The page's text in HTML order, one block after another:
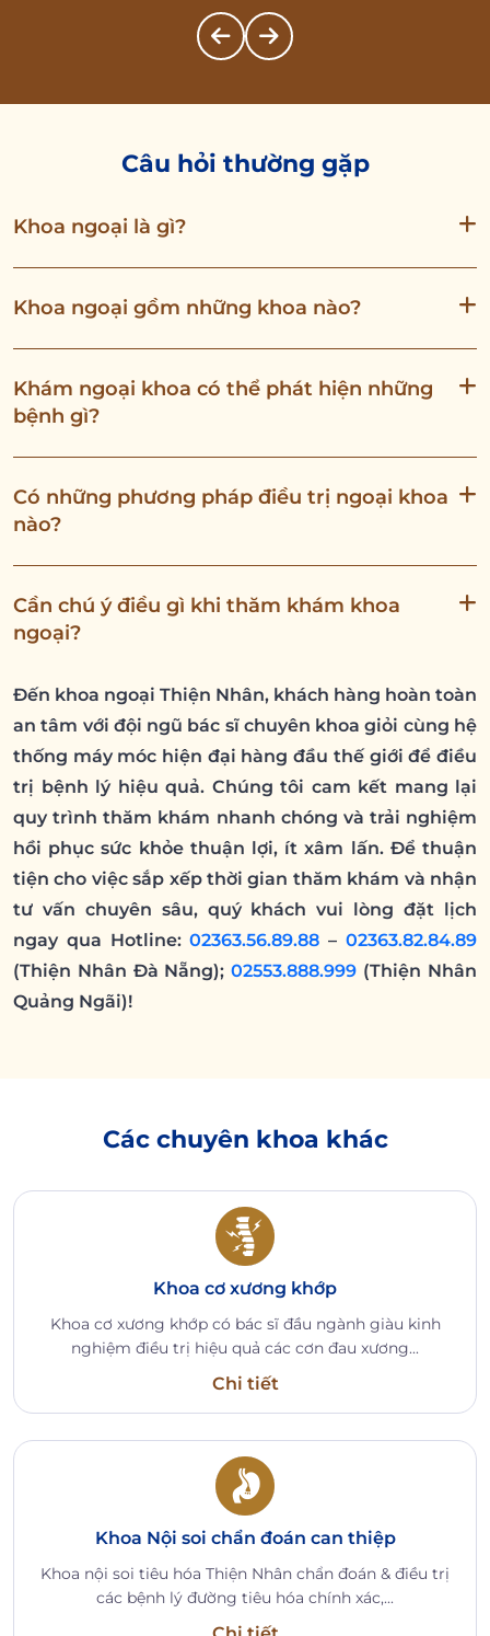
Câu hỏi thường gặp
Khoa ngoại là gì?
Khoa ngoại gồm những khoa nào?
Khám ngoại khoa có thể phát hiện những
bệnh gì?
Có những phương pháp điều trị ngoại khoa
nào?
Cần chú ý điều gì khi thăm khám khoa
ngoại?
Đến khoa ngoại Thiện Nhân, khách hàng hoàn toàn
an tâm với đội ngũ bác sĩ chuyên khoa giỏi cùng hệ
thống máy móc hiện đại hàng đầu thế giới để điều
trị bệnh lý hiệu quả. Chúng tôi cam kết mang lại
quy trình thăm khám nhanh chóng và trải nghiệm
hồi phục sức khỏe thuận lợi, ít xâm lấn. Để thuận
tiện cho việc sắp xếp thời gian thăm khám và nhận
tư vấn chuyên sâu, quý khách vui lòng đặt lịch
ngay qua Hotline:02363.56.89.88 –02363.82.84.89
(Thiện Nhân Đà Nẵng);02553.888.999 (Thiện Nhân
Quảng Ngãi)!
Các chuyên khoa khác
Khoa cơ xương khớp
Khoa cơ xương khớp có bác sĩ đầu ngành giàu kinh
nghiệm điều trị hiệu quả các cơn đau xương...
Chi tiết
Khoa Nội soi chẩn đoán can thiệp
Khoa nội soi tiêu hóa Thiện Nhân chẩn đoán & điều trị
các bệnh lý đường tiêu hóa chính xác,...